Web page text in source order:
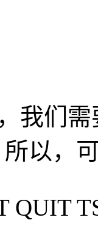
我们
以，
QUIT